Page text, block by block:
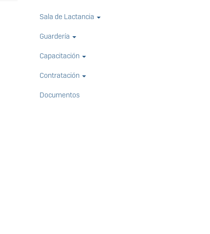
Sala de Lactancia
Guardería
Capacitación
Contratación
Documentos